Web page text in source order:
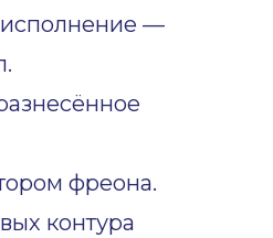
—
фреона.
контура